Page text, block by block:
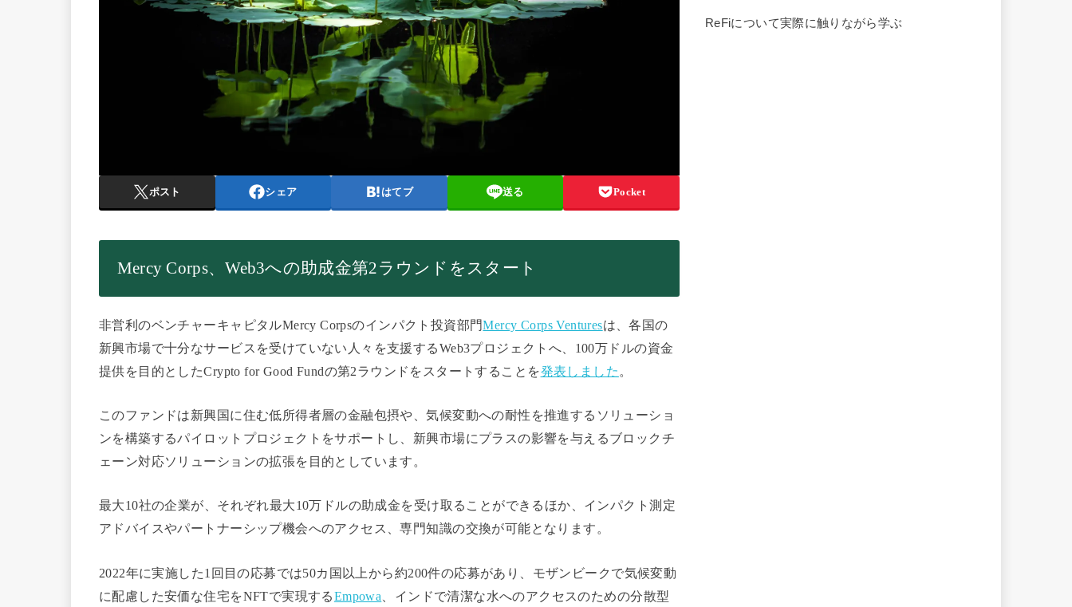
ポスト シェア はてブ 送る Pocket
Mercy Corps、Web3への助成金第2ラウンドをスタート
非営利のベンチャーキャピタルMercy Corpsのインパクト投資部門Mercy Corps Venturesは、各国の
新興市場で十分なサービスを受けていない人々を支援するWeb3プロジェクトへ、100万ドルの資金
提供を目的としたCrypto for Good Fundの第2ラウンドをスタートすることを発表しました 。
このファンドは新興国に住む低所得者層の金融包摂や、気候変動への耐性を推進するソリューショ
ンを構築するパイロットプロジェクトをサポートし、新興市場にプラスの影響を与えるブロックチ
ェーン対応ソリューションの拡張を目的としています。
最大10社の企業が、それぞれ最大10万ドルの助成金を受け取ることができるほか、インパクト測定
アドバイスやパートナーシップ機会へのアクセス、専門知識の交換が可能となります。
2022年に実施した1回目の応募では50カ国以上から約200件の応募があり、モザンビークで気候変動
に配慮した安価な住宅をNFTで実現するEmpowa 、インドで清潔な水へのアクセスのための分散型
ReFiについて実際に触りながら学ぶ